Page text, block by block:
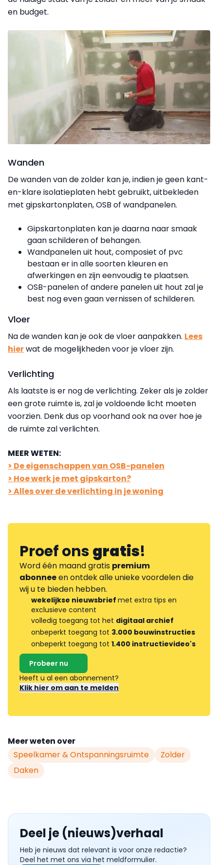
en budget.
Wanden
De wanden van de zolder kan je, indien je geen kant-
en-klare isolatieplaten hebt gebruikt, uitbekleden
met gipskartonplaten, OSB of wandpanelen.
Gipskartonplaten kan je daarna naar smaak
gaan schilderen of behangen.
Wandpanelen uit hout, composiet of pvc
bestaan er in alle soorten kleuren en
afwerkingen en zijn eenvoudig te plaatsen.
OSB-panelen of andere panelen uit hout zal je
best nog even gaan vernissen of schilderen.
Vloer
Na de wanden kan je ook de vloer aanpakken. Lees
hierwat de mogelijkheden voor je vloer zijn.
Verlichting
Als laatste is er nog de verlichting. Zeker als je zolder
een grote ruimte is, zal je voldoende licht moeten
voorzien. Denk dus op voorhand ook na over hoe je
de ruimte zal verlichten.
MEER WETEN:
> De eigenschappen van OSB-panelen
> Hoe werk je met gipskarton?
> Alles over de verlichting in je woning
Proef onsgratis!
Word één maand gratis premium
abonneeen ontdek alle unieke voordelen die
wij u te bieden hebben.
wekelijkse nieuwsbrief met extra tips en
exclusieve content
volledig toegang tot het digitaal archief
onbeperkt toegang tot 3.000 bouwinstructies
onbeperkt toegang tot 1.400 instructievideo's
Probeer nu
Heeft u al een abonnement?
Klik hier om aan te melden
Meer weten over
Speelkamer & Ontspanningsruimte
Zolder
Daken
Deel je (nieuws)verhaal
Heb je nieuws dat relevant is voor onze redactie?
Deel het met ons via het meldformulier.